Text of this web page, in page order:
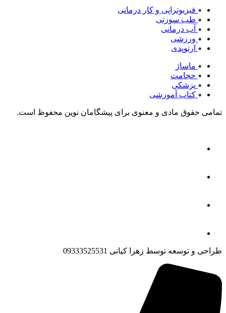
فیزیوتراپی و کار درمانی
طب سوزنی
آب درمانی
ورزشی
ارتوپدی
ماساژ
حجامت
پزشکی
کتاب آموزشی
تمامی حقوق مادی و معنوی برای پیشگامان نوین محفوظ است.
طراحی و توسعه توسط زهرا کیانی 09333525531